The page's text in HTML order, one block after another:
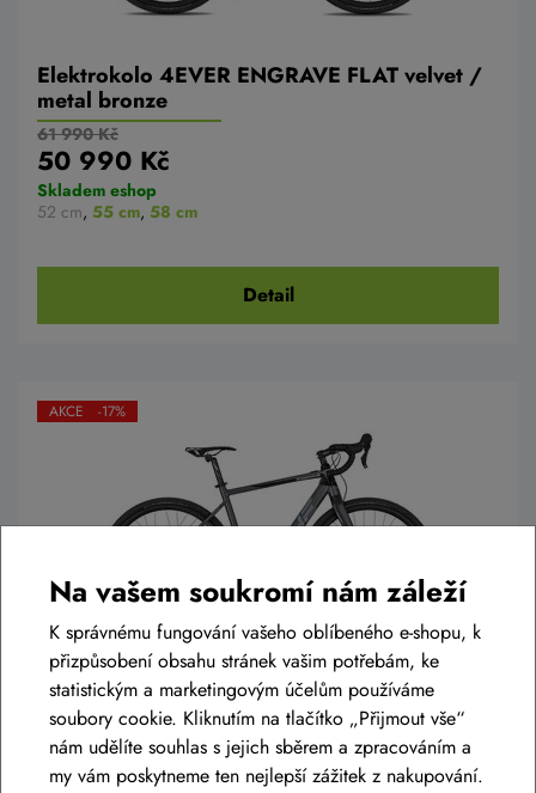
Elektrokolo 4EVER ENGRAVE FLAT velvet /
metal bronze
61 990 Kč
50 990 Kč
Skladem eshop
52 cm, 55 cm, 58 cm
Detail
Elektrokolo 4EVER ENGRAVE PRO
titan/hologram
AKCE -17%
71 990 Kč
59 990 Kč
Na vašem soukromí nám záleží
K správnému fungování vašeho oblíbeného e-shopu, k
přizpůsobení obsahu stránek vašim potřebám, ke
statistickým a marketingovým účelům používáme
soubory cookie. Kliknutím na tlačítko „Přijmout vše“
nám udělíte souhlas s jejich sběrem a zpracováním a
my vám poskytneme ten nejlepší zážitek z nakupování.